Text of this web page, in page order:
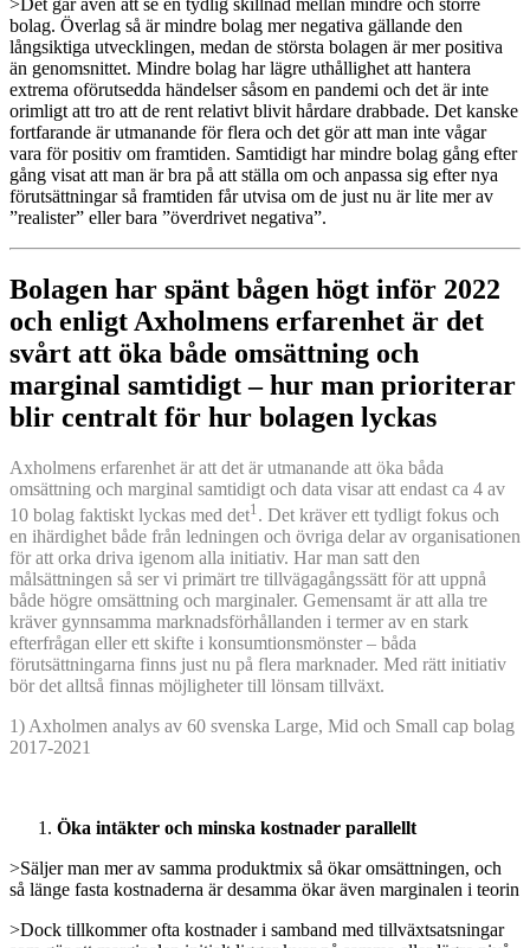
>Det går även att se en tydlig skillnad mellan mindre och större
bolag. Överlag så är mindre bolag mer negativa gällande den
långsiktiga utvecklingen, medan de största bolagen är mer positiva
än genomsnittet. Mindre bolag har lägre uthållighet att hantera
extrema oförutsedda händelser såsom en pandemi och det är inte
orimligt att tro att de rent relativt blivit hårdare drabbade. Det kanske
fortfarande är utmanande för flera och det gör att man inte vågar
vara för positiv om framtiden. Samtidigt har mindre bolag gång efter
gång visat att man är bra på att ställa om och anpassa sig efter nya
förutsättningar så framtiden får utvisa om de just nu är lite mer av
”realister” eller bara ”överdrivet negativa”.
Bolagen har spänt bågen högt inför 2022
och enligt Axholmens erfarenhet är det
svårt att öka både omsättning och
marginal samtidigt – hur man prioriterar
blir centralt för hur bolagen lyckas
Axholmens erfarenhet är att det är utmanande att öka båda
omsättning och marginal samtidigt och data visar att endast ca 4 av
10 bolag faktiskt lyckas med det1 . Det kräver ett tydligt fokus och
en ihärdighet både från ledningen och övriga delar av organisationen
för att orka driva igenom alla initiativ. Har man satt den
målsättningen så ser vi primärt tre tillvägagångssätt för att uppnå
både högre omsättning och marginaler. Gemensamt är att alla tre
kräver gynnsamma marknadsförhållanden i termer av en stark
efterfrågan eller ett skifte i konsumtionsmönster – båda
förutsättningarna finns just nu på flera marknader. Med rätt initiativ
bör det alltså finnas möjligheter till lönsam tillväxt.
1) Axholmen analys av 60 svenska Large, Mid och Small cap bolag
2017-2021
Öka intäkter och minska kostnader parallellt
>Säljer man mer av samma produktmix så ökar omsättningen, och
så länge fasta kostnaderna är desamma ökar även marginalen i teorin
>Dock tillkommer ofta kostnader i samband med tillväxtsatsningar